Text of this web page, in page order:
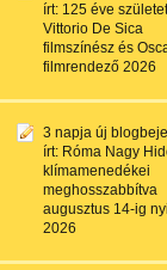
írt: 125 éve
Vittorio De Sica
filmszínész és
filmrendező 2026
3 napja új
írt: Róma Nagy
klímamenedékei
meghosszabbítva
augusztus 14-ig
2026